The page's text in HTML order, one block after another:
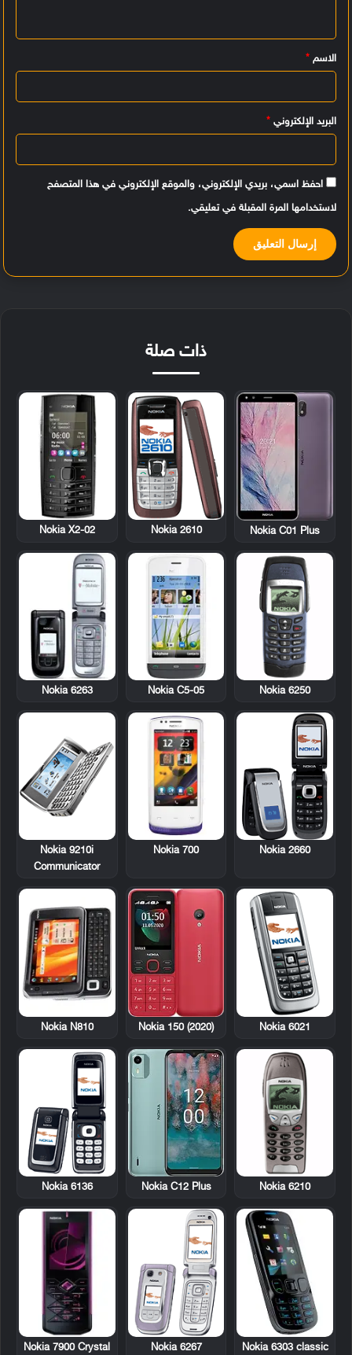
ي
ق
الاسم *
البريد الإلكتروني *
احفظ اسمي، بريدي الإلكتروني، والموقع الإلكتروني في هذا المتصفح
لاستخدامها المرة المقبلة في تعليقي.
ذات صلة
Nokia C01 Plus
Nokia 2610
Nokia X2-02
Nokia 6250
Nokia C5-05
Nokia 6263
Nokia 2660
Nokia 700
Nokia 9210i
Communicator
Nokia 6021
Nokia 150 (2020)
Nokia N810
Nokia 6210
Nokia C12 Plus
Nokia 6136
Nokia 6303 classic
Nokia 6267
Nokia 7900 Crystal